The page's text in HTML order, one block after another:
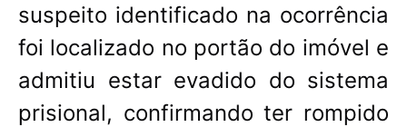
suspeito identificado na ocorrência
foi localizado no portão do imóvel e
admitiu estar evadido do sistema
prisional, confirmando ter rompido